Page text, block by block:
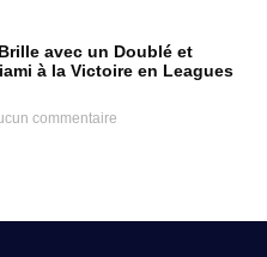
avec un Doublé et
à la Victoire en Leagues
commentaire